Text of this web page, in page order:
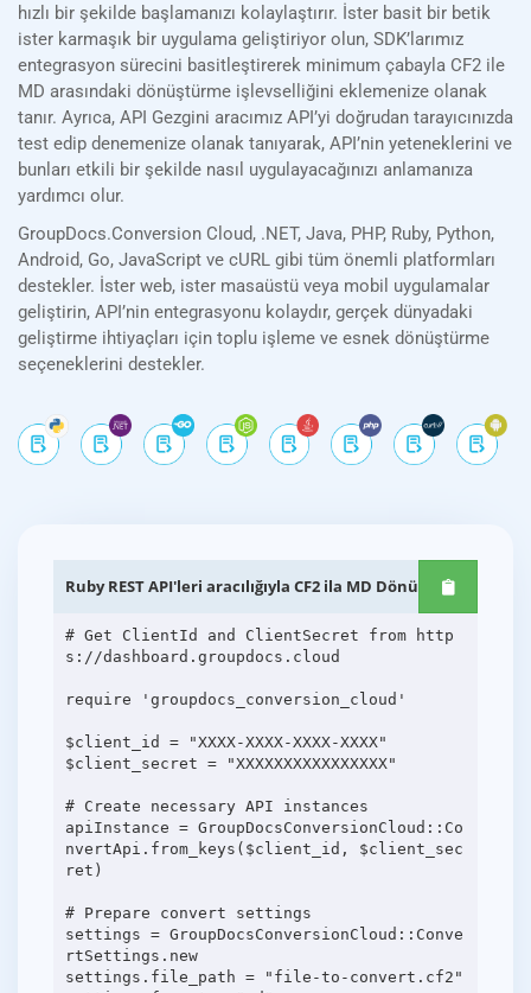
hızlı bir şekilde başlamanızı kolaylaştırır. İster basit bir betik
ister karmaşık bir uygulama geliştiriyor olun, SDK’larımız
entegrasyon sürecini basitleştirerek minimum çabayla CF2 ile
MD arasındaki dönüştürme işlevselliğini eklemenize olanak
tanır. Ayrıca, API Gezgini aracımız API’yi doğrudan tarayıcınızda
test edip denemenize olanak tanıyarak, API’nin yeteneklerini ve
bunları etkili bir şekilde nasıl uygulayacağınızı anlamanıza
yardımcı olur.
GroupDocs.Conversion Cloud, .NET, Java, PHP, Ruby, Python,
Android, Go, JavaScript ve cURL gibi tüm önemli platformları
destekler. İster web, ister masaüstü veya mobil uygulamalar
geliştirin, API’nin entegrasyonu kolaydır, gerçek dünyadaki
geliştirme ihtiyaçları için toplu işleme ve esnek dönüştürme
seçeneklerini destekler.
Ruby REST API'leri aracılığıyla CF2 ila MD Dönüşümü
# Get ClientId and ClientSecret from http
s://dashboard.groupdocs.cloud
require 'groupdocs_conversion_cloud'
$client_id = "XXXX-XXXX-XXXX-XXXX"
$client_secret = "XXXXXXXXXXXXXXXX"
# Create necessary API instances
apiInstance = GroupDocsConversionCloud::Co
nvertApi.from_keys($client_id, $client_sec
ret)
# Prepare convert settings
settings = GroupDocsConversionCloud::Conve
rtSettings.new
settings.file_path = "file-to-convert.cf2"